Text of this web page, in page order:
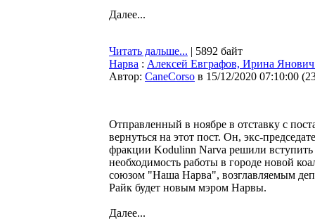
Далее...
Читать дальше... | 5892 байт
Нарва : Алексей Евграфов, Ирина
Автор: CaneCorso в 15/12/2020 07:10:00 (
Отправленный в ноябре в отставку с
вернуться на этот пост. Он, экс-
фракции Kodulinn Narva решили
необходимость работы в городе новой
союзом "Наша Нарва", возглавляемым
Райк будет новым мэром Нарвы.
Далее...